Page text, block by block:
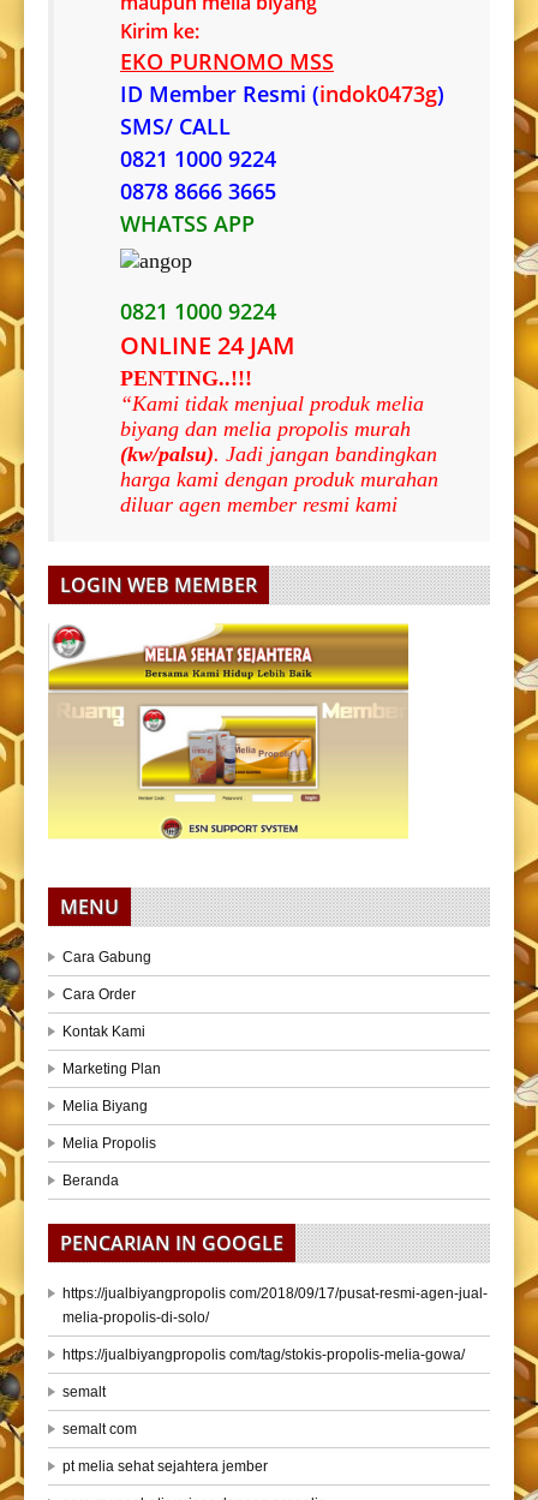
Kirim ke:
EKO PURNOMO MSS
ID Member Resmi (indok0473g)
SMS/ CALL
0821 1000 9224
0878 8666 3665
WHATSS APP
0821 1000 9224
ONLINE 24 JAM
PENTING..!!!
“Kami tidak menjual produk melia
biyang dan melia propolis murah
(kw/palsu). Jadi jangan bandingkan
harga kami dengan produk murahan
diluar agen member resmi kami
LOGIN WEB MEMBER
MENU
Cara Gabung
Cara Order
Kontak Kami
Marketing Plan
Melia Biyang
Melia Propolis
Beranda
PENCARIAN IN GOOGLE
https://jualbiyangpropolis com/2018/09/17/pusat-resmi-agen-jual-
melia-propolis-di-solo/
https://jualbiyangpropolis com/tag/stokis-propolis-melia-gowa/
semalt
semalt com
pt melia sehat sejahtera jember